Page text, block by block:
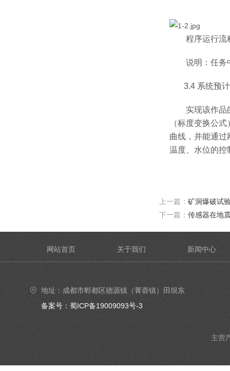
程序运行流
说明：任务中
3.4 系统预
实现该作品的
（标度变换公
曲线，并能通
温度、水位的控
上一篇： 矿洞爆破试
下一篇： 传感器在地
网站首页 关于我们 新闻中心
地址：成都市郫都区德源镇（菁蓉镇）田坝东
街6号4楼402号室
备案号：蜀ICP备19009093号-3
主营